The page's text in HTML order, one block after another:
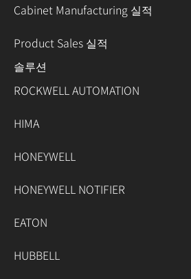
Cabinet Manufacturing 실적
Product Sales 실적
솔루션
ROCKWELL AUTOMATION
HIMA
HONEYWELL
HONEYWELL NOTIFIER
EATON
HUBBELL